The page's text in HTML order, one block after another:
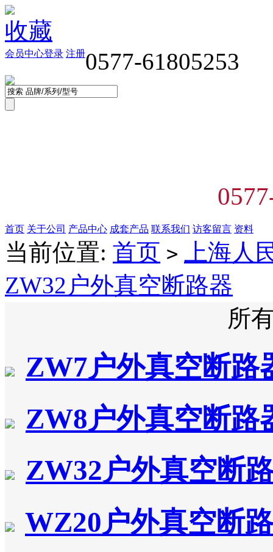
收藏
0577-61805253
登录 注册
会员中心
首页 关于公司 产品中心 成套产品 联系我们 访客留言 资料
当前位置: 首页 >
上海人
ZW32户外真空断路器
所
ZW7户外真空断路
ZW8户外真空断路
ZW32户外真空断
WZ20户外真空断